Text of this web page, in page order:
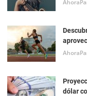
dólar